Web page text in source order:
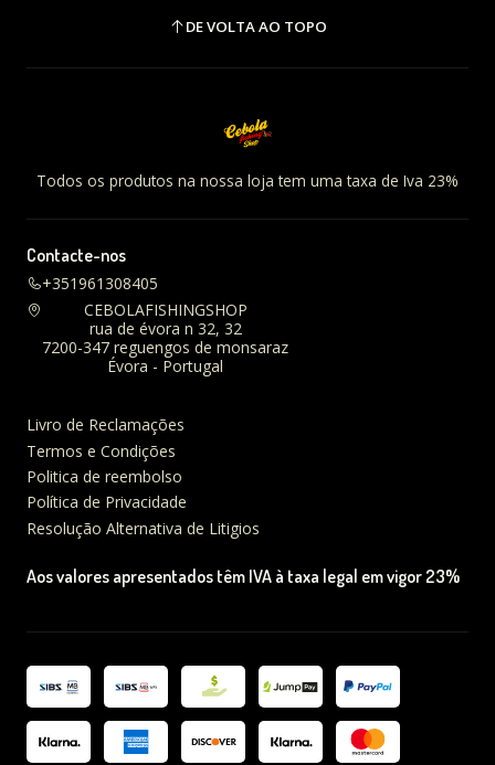
DE VOLTA AO TOPO
Todos os produtos na nossa loja tem uma taxa de Iva 23%
Contacte-nos
+351961308405
CEBOLAFISHINGSHOP
rua de évora n 32, 32
7200-347 reguengos de monsaraz
Évora - Portugal
Livro de Reclamações
Termos e Condições
Politica de reembolso
Política de Privacidade
Resolução Alternativa de Litigios
Aos valores apresentados têm IVA à taxa legal em vigor 23%